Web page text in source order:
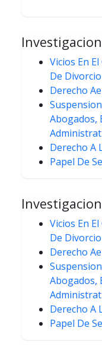
Vicios En
De Divorcio
Derecho
Abogados,
Derecho A
Papel De
Vicios En
De Divorcio
Derecho
Abogados,
Derecho A
Papel De